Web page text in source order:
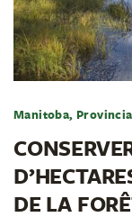
Manitoba,
DE LA